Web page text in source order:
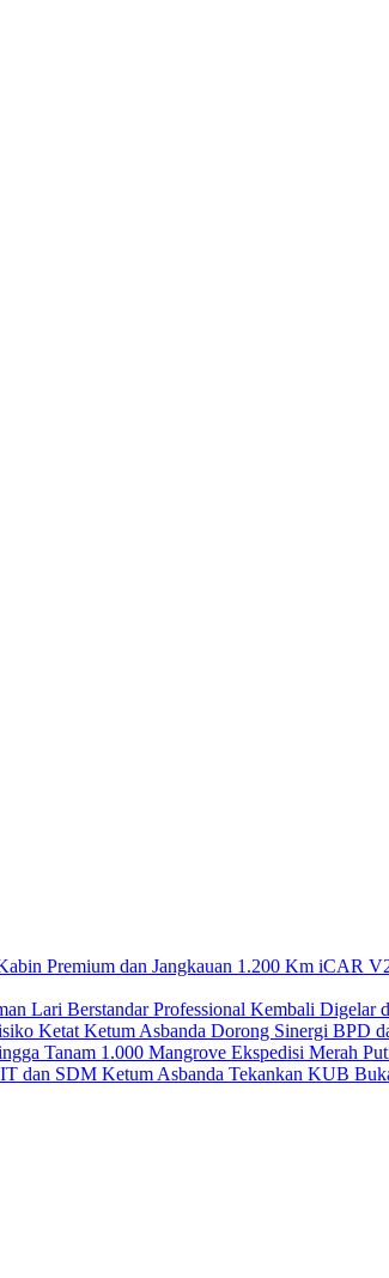
iCAR
Kembali Digelar
Ketum Asbanda Dorong Sinergi BPD
Ekspedisi Merah
Ketum Asbanda Tekankan KUB